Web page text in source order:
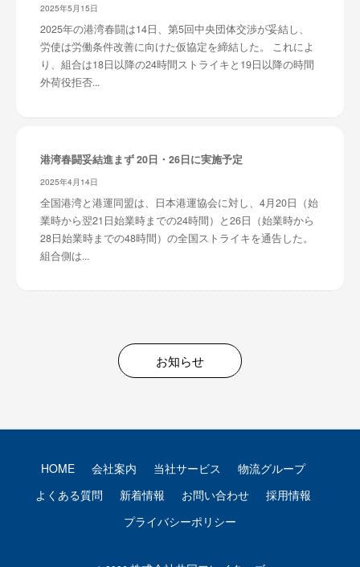
2025年5月15日
2025年の港湾春闘は14日、第5回中央団体交渉が妥結し、
労使は労働条件改善に向けた仮協定を締結した。 これによ
り、組合は18日以降の24時間ストライキと19日以降の時間
外荷役拒否...
港湾春闘妥結進まず 20日・26日に実施予定
2025年4月14日
全国港湾と港運同盟は、日本港運協会に対し、4月20日（始
業時から翌21日始業時までの24時間）と26日（始業時から
28日始業時までの48時間）の全国ストライキを通告した。
組合側は...
お知らせ
HOME 会社案内 当社サービス
物流グループ
よくある質問
新着情報 お問い合わせ
採用情報
プライバシーポリシー